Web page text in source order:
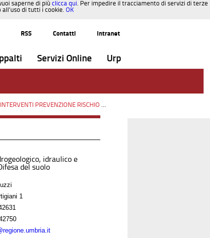
saperne di più clicca qui. Per impedire il tracciamento di servizi di terze
di tutti i cookie. OK
RSS
Contatti Intranet
Servizi Online Urp
PREVENZIONE RISCHIO SISMICO OCDPC n.293/2015
idraulico e
del suolo
1